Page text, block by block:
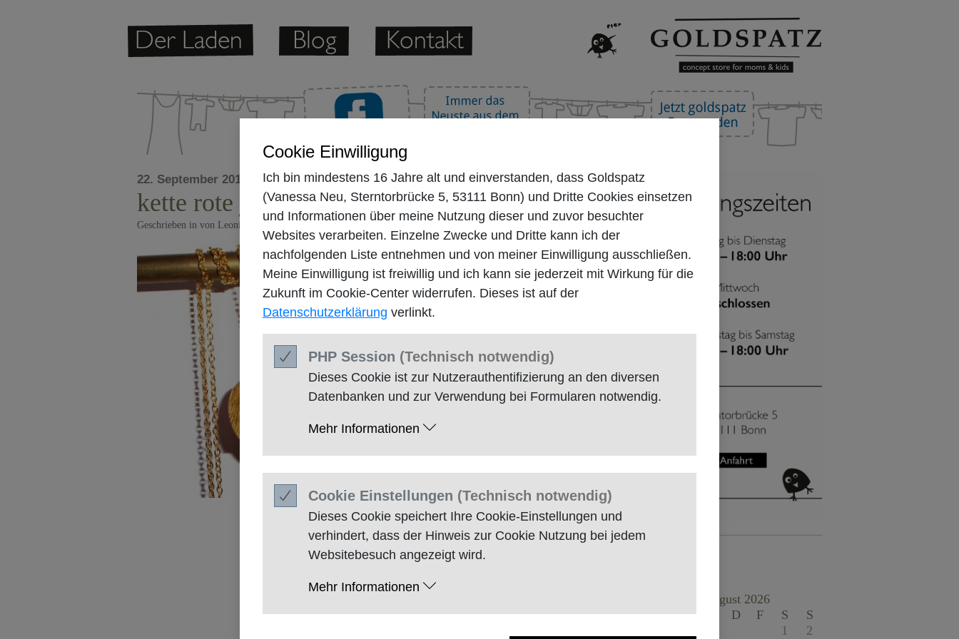
22. September 2010
kette rote jade
Geschrieben in von Leonie um 15:07
August 2026
M
D D F S
S
1
2
Cookie Einwilligung
Ich bin mindestens 16 Jahre alt und einverstanden, dass Goldspatz
(Vanessa Neu, Sterntorbrücke 5, 53111 Bonn) und Dritte Cookies einsetzen
und Informationen über meine Nutzung dieser und zuvor besuchter
Websites verarbeiten. Einzelne Zwecke und Dritte kann ich der
nachfolgenden Liste entnehmen und von meiner Einwilligung ausschließen.
Meine Einwilligung ist freiwillig und ich kann sie jederzeit mit Wirkung für die
Zukunft im Cookie-Center widerrufen. Dieses ist auf der
Datenschutzerklärung verlinkt.
PHP Session (Technisch notwendig)
Dieses Cookie ist zur Nutzerauthentifizierung an den diversen
Datenbanken und zur Verwendung bei Formularen notwendig.
Mehr Informationen
Cookie Einstellungen (Technisch notwendig)
Dieses Cookie speichert Ihre Cookie-Einstellungen und
verhindert, dass der Hinweis zur Cookie Nutzung bei jedem
Websitebesuch angezeigt wird.
Mehr Informationen